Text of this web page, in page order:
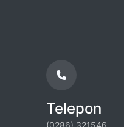
Telepon
(0286) 321546